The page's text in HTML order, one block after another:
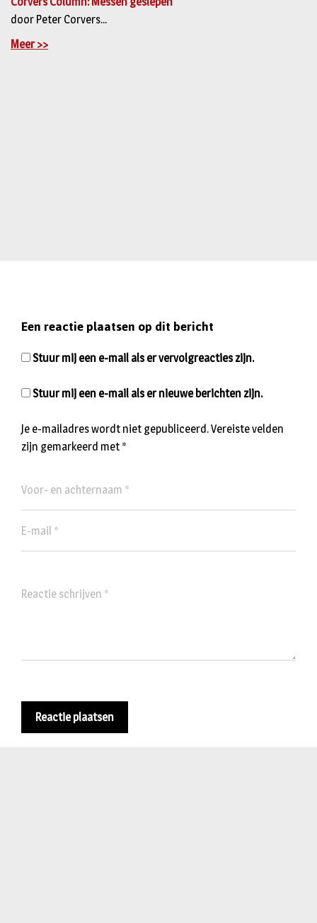
door Peter Corvers...
Meer >>
Een reactie plaatsen op dit bericht
Je e-mailadres wordt niet gepubliceerd.Vereiste velden
zijn gemarkeerd met *
Stuur mij een e-mail als er vervolgreacties zijn.
Stuur mij een e-mail als er nieuwe berichten zijn.